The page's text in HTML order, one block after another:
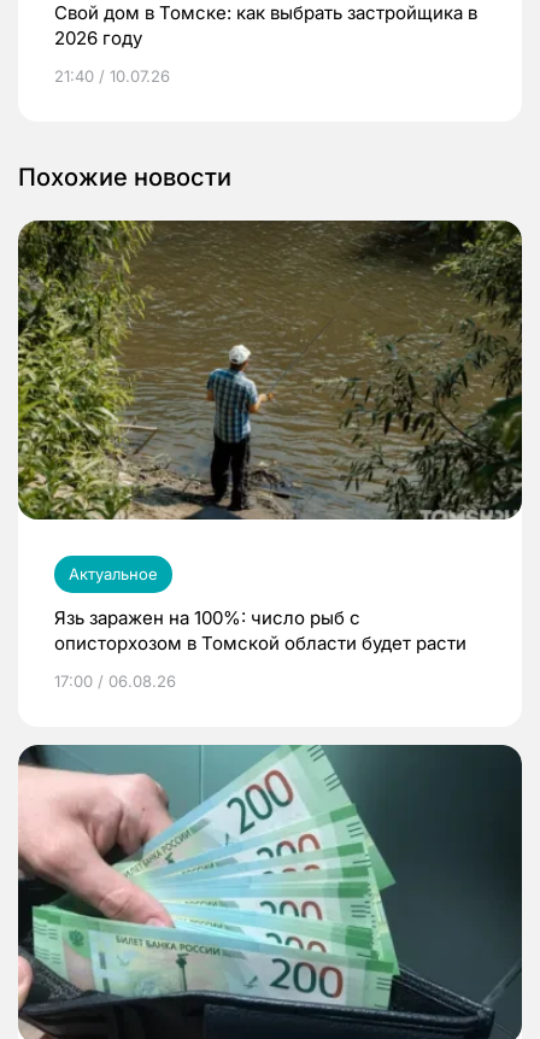
Свой дом в Томске: как выбрать застройщика в
2026 году
21:40 / 10.07.26
Похожие новости
Актуальное
Язь заражен на 100%: число рыб с
описторхозом в Томской области будет расти
17:00 / 06.08.26